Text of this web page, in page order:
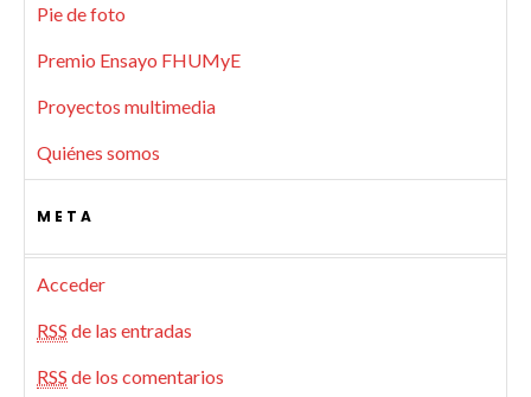
Pie de foto
Premio Ensayo FHUMyE
Proyectos multimedia
Quiénes somos
META
Acceder
RSS de las entradas
RSS de los comentarios